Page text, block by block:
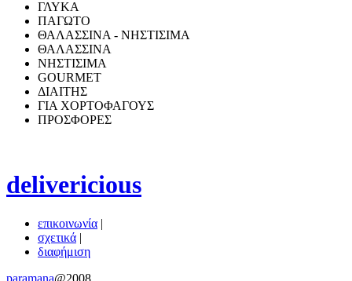
ΓΛΥΚΑ
ΠΑΓΩΤΟ
ΘΑΛΑΣΣΙΝΑ - ΝΗΣΤΙΣΙΜΑ
ΘΑΛΑΣΣΙΝΑ
ΝΗΣΤΙΣΙΜΑ
GOURMET
ΔΙΑΙΤΗΣ
ΓΙΑ ΧΟΡΤΟΦΑΓΟΥΣ
ΠΡΟΣΦΟΡΕΣ
delivericious
επικοινωνία |
σχετικά |
διαφήμιση
paramana@2008